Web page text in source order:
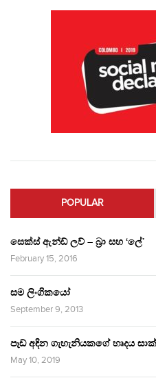
POPULAR
සෙක්ස් ඇන්ඩ් ලව් – බ්‍රා සහ ‘ලේ’
February 15, 2016
සම ලිංගිකයෝ
September 9, 2013
පෑඩ් අඳින ගැහැනියකගේ හෘදය
May 10, 2019